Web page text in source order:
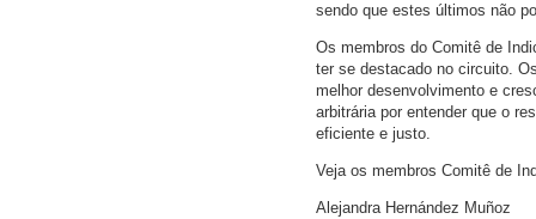
sendo que estes últimos não
Os membros do Comitê de
ter se destacado no circuito.
melhor desenvolvimento e
arbitrária por entender que o
eficiente e justo.
Veja os membros Comitê de
Alejandra Hernández Muñoz